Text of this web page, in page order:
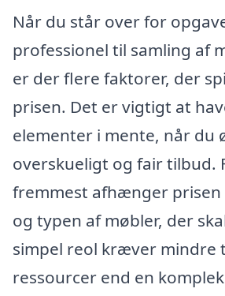
Når du står over for
professionel til samling af
er der flere faktorer, der
prisen. Det er vigtigt at
elementer i mente, når du
overskueligt og fair tilbud.
fremmest afhænger
og typen af møbler, der
simpel reol kræver mindre
ressourcer end en